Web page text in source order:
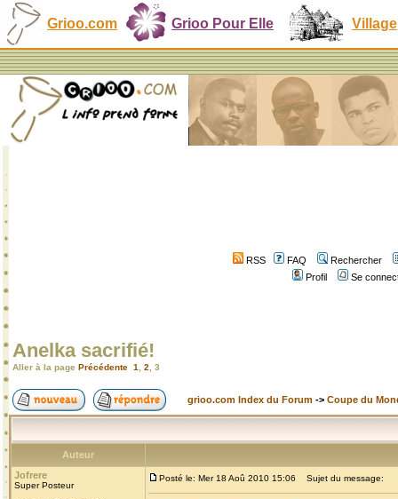
Grioo.com Grioo Pour Elle Village
RSS FAQ
Rechercher
Profil
Se
Anelka sacrifié!
Aller à la page Précédente 1 2 3
grioo.com Index du Forum -> Coupe du
Auteur
Jofrere
Super Posteur
Posté le: Mer 18 Aoû 2010 15:06 Sujet du message: